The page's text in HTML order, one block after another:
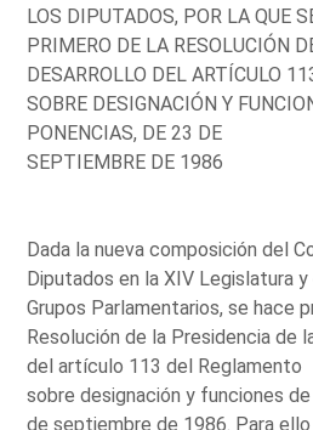
LOS DIPUTADOS, POR LA QUE
PRIMERO DE LA RESOLUCIÓN
DESARROLLO DEL ARTÍCULO
SOBRE DESIGNACIÓN Y
PONENCIAS, DE 23 DE
SEPTIEMBRE DE 1986
Dada la nueva composición del
Diputados en la XIV Legislatura
Grupos Parlamentarios, se hace
Resolución de la Presidencia de
del artículo 113 del Reglamento
sobre designación y funciones
de septiembre de 1986. Para